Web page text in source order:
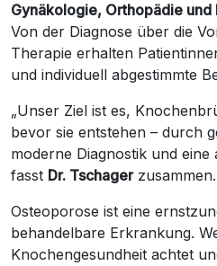
Gynäkologie, Orthopädie und
Von der Diagnose über die
Therapie erhalten
und individuell abgestimmte
„Unser Ziel ist es,
bevor sie entstehen – durch
moderne Diagnostik und eine
fasst Dr. Tschagerzusammen.
Osteoporose ist eine
behandelbare Erkrankung.
Knochengesundheit achtet